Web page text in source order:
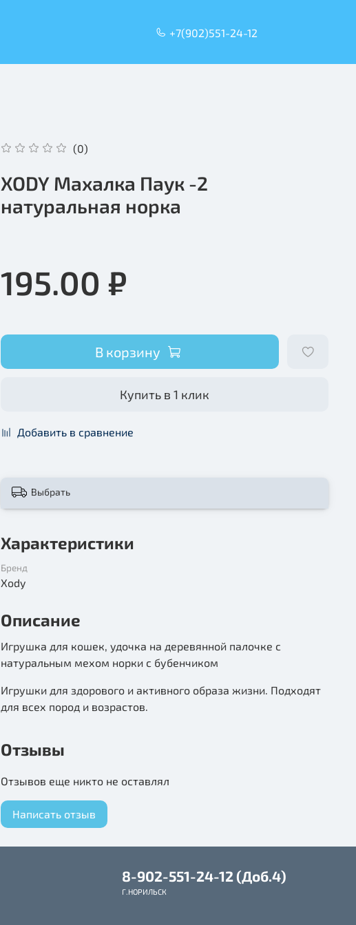
+7(902)551-24-12
(0)
XODY Махалка Паук -2
натуральная норка
195.00 ₽
В корзину
Купить в 1 клик
Добавить в сравнение
Выбрать
Характеристики
Бренд
Xody
Описание
Игрушка для кошек, удочка на деревянной палочке с
натуральным мехом норки с бубенчиком
Игрушки для здорового и активного образа жизни. Подходят
для всех пород и возрастов.
Отзывы
Отзывов еще никто не оставлял
Написать отзыв
8-902-551-24-12 (Доб.4)
Г.НОРИЛЬСК